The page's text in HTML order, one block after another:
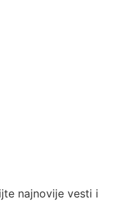
najnovije vesti i